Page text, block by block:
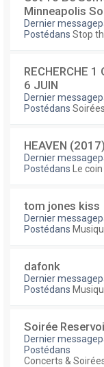
Minneapolis
Dernier
Postédans Stop
RECHERCHE 1
6 JUIN
Dernier
Postédans
HEAVEN (2017)
Dernier
Postédans
Le
tom jones kiss
Dernier
Postédans
dafonk
Dernier
Postédans
Soirée
Dernier
Postédans
Concerts &